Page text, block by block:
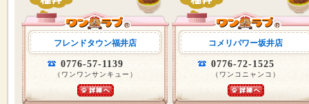
フレンドタウン福井店
0776-57-1139
（ワンワンサンキュー）
コメリパワー坂井店
0776-72-1525
（ワンコニャンコ）